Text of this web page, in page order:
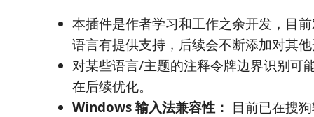
本插件是作者学习和工作之余开发，目
语言有提供支持，后续会不断添加对其
对某些语言/主题的注释令牌边界识别可
在后续优化。
Windows 输入法兼容性： 目前已在搜